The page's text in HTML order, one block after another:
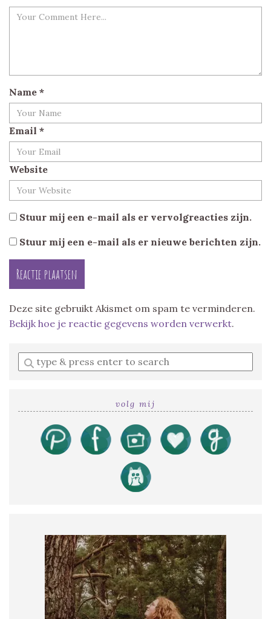
Name *
Email *
Website
Stuur mij een e-mail als er vervolgreacties zijn.
Stuur mij een e-mail als er nieuwe berichten zijn.
Deze site gebruikt Akismet om spam te verminderen.
Bekijk hoe je reactie gegevens worden verwerkt.
Enter
a
volg mij